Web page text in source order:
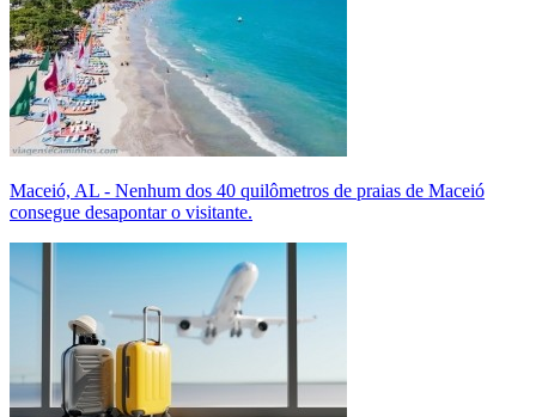
Maceió, AL - Nenhum dos 40 quilômetros de praias de Maceió
consegue desapontar o visitante.